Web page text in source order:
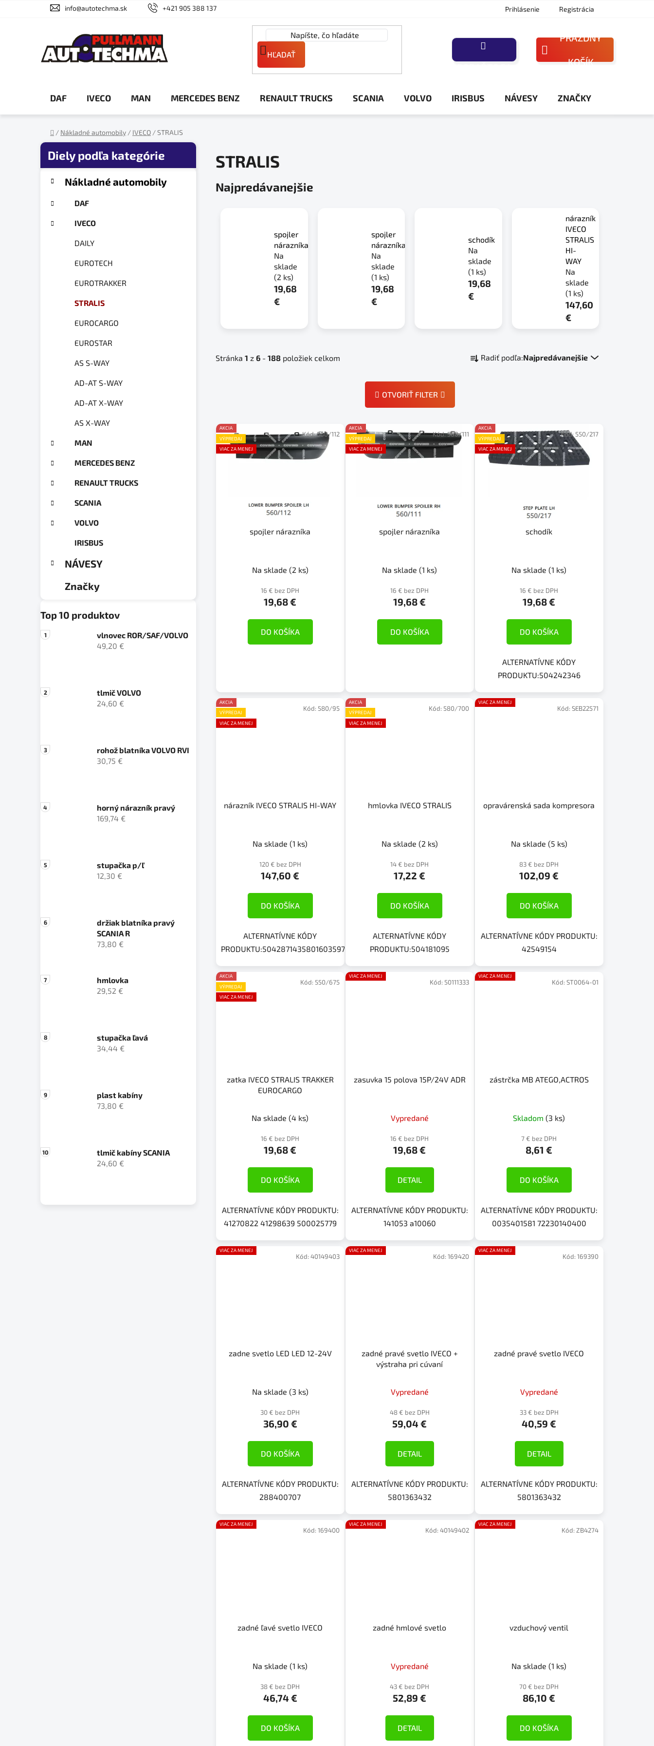
info@autotechma.sk +421 905 388 137 Prihlásenie Registrácia
HĽADAŤ
NÁKUPNÝ
PRÁZDNY
KOŠÍK
DAF IVECO MAN MERCEDES BENZ RENAULT TRUCKS SCANIA VOLVO IRISBUS NÁVESY ZNAČKY
Domov
/ Nákladné automobily / IVECO /STRALIS
B
kategórieNákladné automobily
DAF
IVECO
DAILY
EUROTECH
EUROTRAKKER
STRALIS
EUROCARGO
EUROSTAR
AS S-WAY
AD-AT S-WAY
AD-AT X-WAY
AS X-WAY
MAN
MERCEDES BENZ
RENAULT TRUCKS
SCANIA
VOLVO
IRISBUS
NÁVESY
Značky
Top 10 produktov
vlnovec ROR/SAF/VOLVO
49,20 €
tlmič VOLVO
24,60 €
rohož blatníka VOLVO RVI
30,75 €
horný nárazník pravý
169,74 €
stupačka p/ľ
12,30 €
držiak blatníka pravý
SCANIA R
73,80 €
hmlovka
29,52 €
stupačka ľavá
34,44 €
plast kabíny
73,80 €
tlmič kabíny SCANIA
24,60 €
STRALIS
Najpredávanejšie
spojler
nárazníka
Na
sklade
(2 ks)
19,68
€
spojler
nárazníka
Na
sklade
(1 ks)
19,68
€
schodík
Na
sklade
(1 ks)
19,68
€
nárazník
IVECO
STRALIS
HI-
WAY
Na
sklade
(1 ks)
147,60
€
Stránka 1 z 6 - 188 položiek celkom
a
e
p
Radiť podľa:Najpredávanejšie
OTVORIŤ FILTER
V
ý
p
AKCIA
VÝPREDAJ
VIAC ZA MENEJ
spojler nárazníka
Na sklade (2 ks)
16 € bez DPH
19,68 €
DO KOŠÍKA
Kód:560/112
AKCIA
VÝPREDAJ
VIAC ZA MENEJ
spojler nárazníka
Na sklade(1 ks)
16 € bez DPH
19,68 €
DO KOŠÍKA
Kód:560/111
AKCIA
VÝPREDAJ
VIAC ZA MENEJ
schodík
Na sklade(1 ks)
16 € bez DPH
19,68 €
DO KOŠÍKA
ALTERNATÍVNE KÓDY
PRODUKTU:504242346
Kód:550/217
AKCIA
VÝPREDAJ
VIAC ZA MENEJ
nárazník IVECO STRALIS HI-WAY
Na sklade(1 ks)
120 € bez DPH
147,60 €
DO KOŠÍKA
ALTERNATÍVNE KÓDY
PRODUKTU:5042871435801603597
Kód: 580/95
AKCIA
VÝPREDAJ
VIAC ZA MENEJ
hmlovka IVECO STRALIS
Na sklade (2 ks)
14 € bez DPH
17,22 €
DO KOŠÍKA
ALTERNATÍVNE KÓDY
PRODUKTU:504181095
Kód: 580/700
VIAC ZA MENEJ
opravárenská sada kompresora
Na sklade (5 ks)
83 € bez DPH
102,09 €
DO KOŠÍKA
ALTERNATÍVNE KÓDY PRODUKTU:
42549154
Kód: SEB22571
AKCIA
VÝPREDAJ
VIAC ZA MENEJ
zatka IVECO STRALIS TRAKKER
EUROCARGO
Na sklade(4 ks)
16 € bez DPH
19,68 €
DO KOŠÍKA
ALTERNATÍVNE KÓDY PRODUKTU:
41270822 41298639 500025779
Kód: 550/675
VIAC ZA MENEJ
zasuvka 15 polova 15P/24V ADR
Vypredané
16 € bez DPH
19,68 €
DETAIL
ALTERNATÍVNE KÓDY PRODUKTU:
141053 a10060
Kód: 50111333
VIAC ZA MENEJ
zástrčka MB ATEGO,ACTROS
Skladom(3 ks)
7 € bez DPH
8,61 €
DO KOŠÍKA
ALTERNATÍVNE KÓDY PRODUKTU:
0035401581 72230140400
Kód: ST0064-01
VIAC ZA MENEJ
zadne svetlo LED LED 12-24V
Na sklade (3 ks)
30 € bez DPH
36,90 €
DO KOŠÍKA
ALTERNATÍVNE KÓDY PRODUKTU:
288400707
Kód: 40149403
VIAC ZA MENEJ
zadné pravé svetlo IVECO +
výstraha pri cúvaní
Vypredané
48 € bez DPH
59,04 €
DETAIL
ALTERNATÍVNE KÓDY PRODUKTU:
5801363432
Kód: 169420
VIAC ZA MENEJ
zadné pravé svetlo IVECO
Vypredané
33 € bez DPH
40,59 €
DETAIL
ALTERNATÍVNE KÓDY PRODUKTU:
5801363432
Kód: 169390
VIAC ZA MENEJ
zadné ľavé svetlo IVECO
Na sklade(1 ks)
38 € bez DPH
46,74 €
DO KOŠÍKA
Kód: 169400
VIAC ZA MENEJ
zadné hmlové svetlo
Vypredané
43 € bez DPH
52,89 €
DETAIL
Kód: 40149402
VIAC ZA MENEJ
vzduchový ventil
Na sklade(1 ks)
70 € bez DPH
86,10 €
DO KOŠÍKA
Kód: ZB4274